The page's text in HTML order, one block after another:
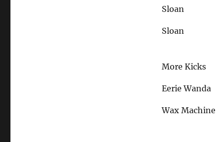
Sloan
Sloan
More Kicks
Eerie Wanda
Wax Machine